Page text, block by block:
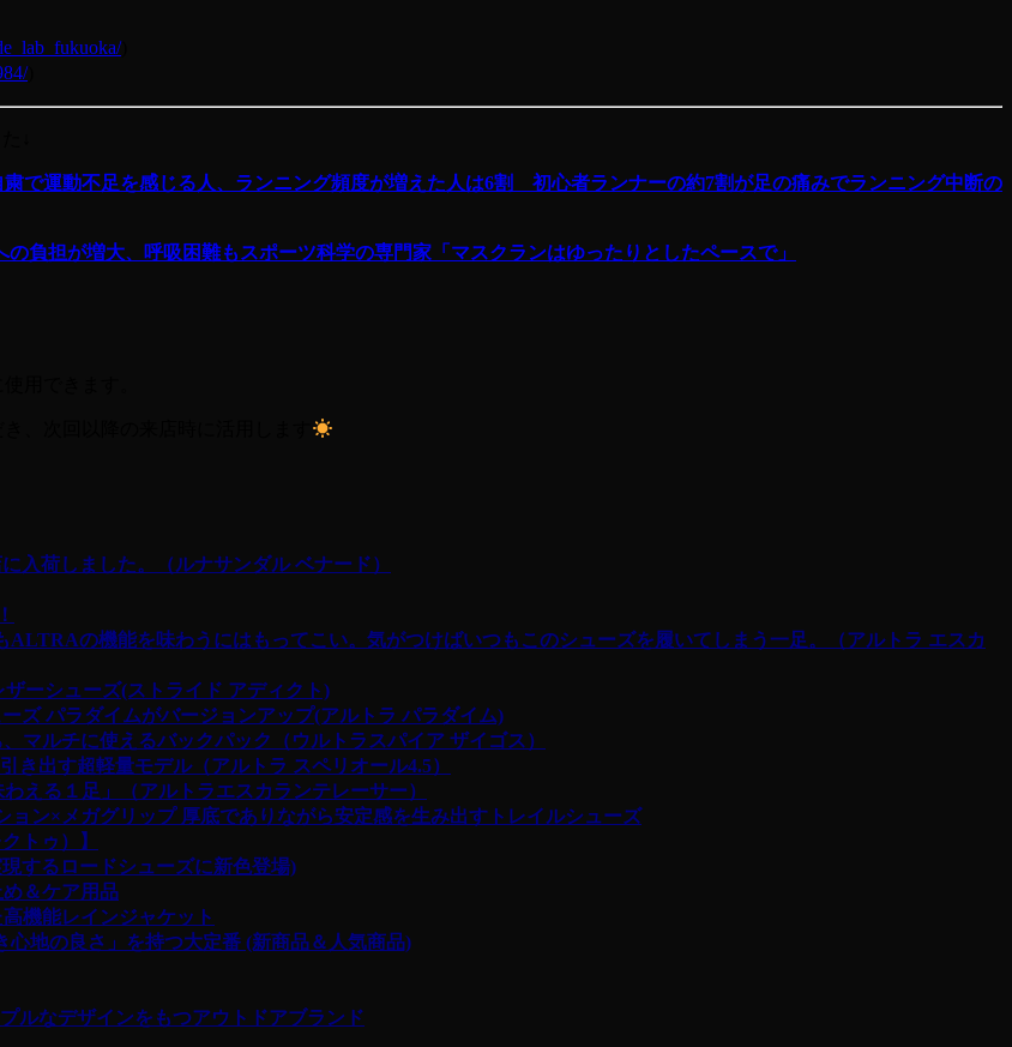
)
)
で運動不足を感じる人、ランニング頻度が増えた人は6割 初心者ランナーの約7割が足の痛みでランニング中断の
負担が増大、呼吸困難もスポーツ科学の専門家「マスクランはゆったりとしたペースで」
入荷しました。（ルナサンダル ベナード）
の機能を味わうにはもってこい。気がつけばいつもこのシューズを履いてしまう一足。（アルトラ エスカ
ーシューズ(ストライド アディクト)
ズ パラダイムがバージョンアップ(アルトラ パラダイム)
ルチに使えるバックパック（ウルトラスパイア ザイゴス）
出す超軽量モデル（アルトラ スペリオール4.5）
る１足」（アルトラエスカランテレーサー）
ョン×メガグリップ 厚底でありながら安定感を生み出すトレイルシューズ
トゥ）】
するロードシューズに新色登場)
＆ケア用品
機能レインジャケット
地の良さ」を持つ大定番 (新商品＆人気商品)
ルなデザインをもつアウトドアブランド